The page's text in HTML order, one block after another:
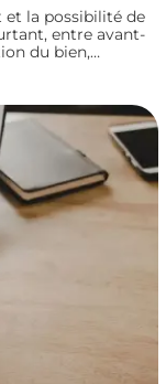
la possibilité de
entre avant-
du bien,
démarche.